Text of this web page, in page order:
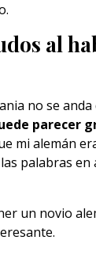
al
no se
parecer
mi alemán
palabras
un novio